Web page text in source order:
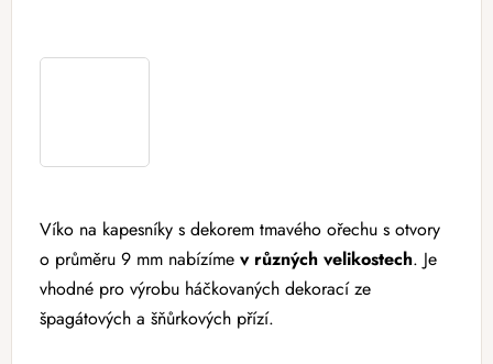
Víko na kapesníky s dekorem tmavého ořechu s otvory
o průměru 9 mm nabízíme v různých velikostech. Je
vhodné pro výrobu háčkovaných dekorací ze
špagátových a šňůrkových přízí.